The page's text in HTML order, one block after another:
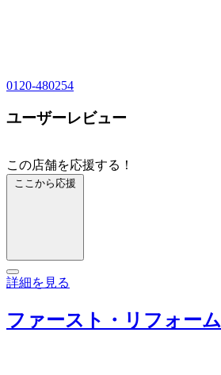
0120-480254
ユーザーレビュー
この店舗を応援する！
ここから応援
詳細を見る
ファースト・リフォーム